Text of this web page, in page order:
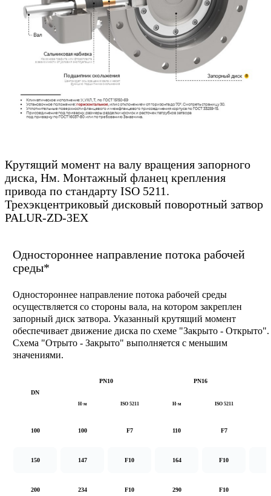
Крутящий момент на валу вращения запорного
диска, Нм. Монтажный фланец крепления
привода по стандарту ISO 5211.
Трехэкцентриковый дисковый поворотный затвор
PALUR-ZD-3EX
Одностороннее направление потока рабочей
среды*
Одностороннее направление потока рабочей среды
осуществляется со стороны вала, на котором закреплен
запорный диск затвора. Указанный крутящий момент
обеспечивает движение диска по схеме "Закрыто - Открыто".
Схема "Отрыто - Закрыто" выполняется с меньшим
значениями.
DN
PN10 PN16
Н·м ISO 5211 Н·м ISO 5211
100 100 F7 110 F7
150 147 F10 164 F10
200 234 F10 290 F10